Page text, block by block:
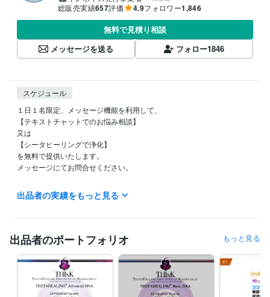
総販売実績657評価 4.9フォロワー1,846
無料で見積り相談
メッセージを送る
フォロー1846
スケジュール
１日１名限定、メッセージ機能を利用して、
【テキストチャットでのお悩み相談】
又は
【シータヒーリングで浄化】
を無料で提供いたします。
メッセージにてお問合せください。
ご質問・ご要望などはぜひメッセージでお寄せください。
毎日チェックしていますので、最短1時間以内どんなに遅くとも24時間
以内にはお返事させていただきます！
☆電話相談の予定☆
夜19時前後に対応可能、深夜帯は対応不可のことが多いです。
（メッセージにてお問い合わせいただければ、細かい時間設定をお打ち
出品者の実績をもっと見る
出品者のポートフォリオ もっと見る